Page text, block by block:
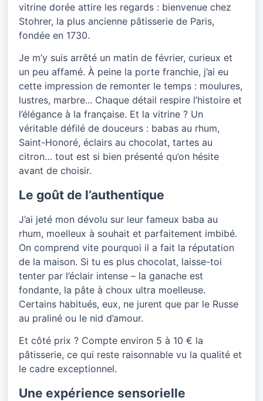
vitrine dorée attire les regards : bienvenue chez
Stohrer, la plus ancienne pâtisserie de Paris,
fondée en 1730.
Je m’y suis arrêté un matin de février, curieux et
un peu affamé. À peine la porte franchie, j’ai eu
cette impression de remonter le temps : moulures,
lustres, marbre... Chaque détail respire l’histoire et
l’élégance à la française. Et la vitrine ? Un
véritable défilé de douceurs : babas au rhum,
Saint-Honoré, éclairs au chocolat, tartes au
citron… tout est si bien présenté qu’on hésite
avant de choisir.
Le goût de l’authentique
J’ai jeté mon dévolu sur leur fameux baba au
rhum, moelleux à souhait et parfaitement imbibé.
On comprend vite pourquoi il a fait la réputation
de la maison. Si tu es plus chocolat, laisse-toi
tenter par l’éclair intense – la ganache est
fondante, la pâte à choux ultra moelleuse.
Certains habitués, eux, ne jurent que par le Russe
au praliné ou le nid d’amour.
Et côté prix ? Compte environ 5 à 10 € la
pâtisserie, ce qui reste raisonnable vu la qualité et
le cadre exceptionnel.
Une expérience sensorielle